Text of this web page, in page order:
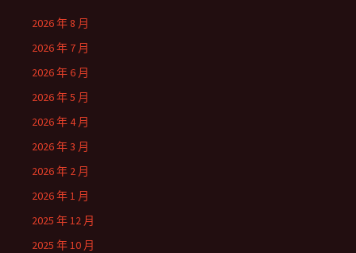
2026 年 8 月
2026 年 7 月
2026 年 6 月
2026 年 5 月
2026 年 4 月
2026 年 3 月
2026 年 2 月
2026 年 1 月
2025 年 12 月
2025 年 10 月